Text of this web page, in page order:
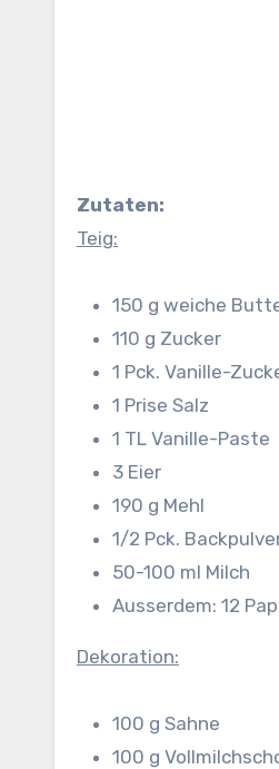
Zutaten:
Teig:
150 g weiche
110 g Zucker
1 Pck. Vanille-
1 Prise Salz
1 TL Vanille-Paste
3 Eier
190 g Mehl
1/2 Pck.
50-100 ml Milch
Ausserdem: 12
Dekoration:
100 g Sahne
100 g